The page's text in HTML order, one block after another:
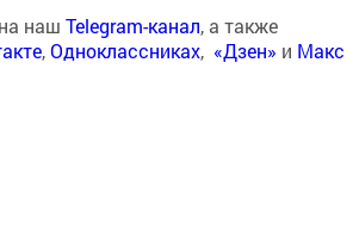
наш Telegram-канал, а также
,Одноклассниках, «Дзен» и Макс